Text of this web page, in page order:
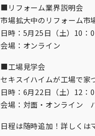
■リフォーム業界説明会
市場拡大中のリフォーム市
日時：5月25日（土）10：
会場：オンライン
■工場見学会
セキスイハイムが工場で家
日時：6月22日（土）12：
会場：対面・オンライン
日程は随時追加！詳しくは